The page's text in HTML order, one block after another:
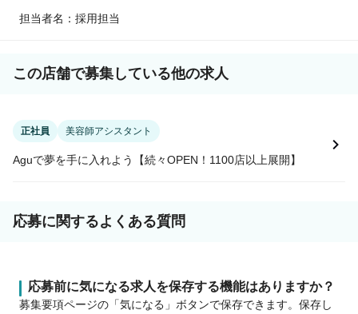
担当者名：採用担当
この店舗で募集している他の求人
正社員 美容師アシスタント
Aguで夢を手に入れよう【続々OPEN！1100店以上展開】
応募に関するよくある質問
応募前に気になる求人を保存する機能はありますか？
募集要項ページの「気になる」ボタンで保存できます。保存し